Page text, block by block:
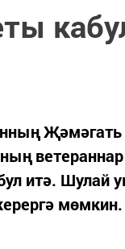
Җәмәгать
итә. Шулай
мөмкин.